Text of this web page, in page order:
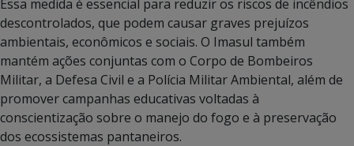
Essa medida é essencial para reduzir os riscos de incêndios
descontrolados, que podem causar graves prejuízos
ambientais, econômicos e sociais. O Imasul também
mantém ações conjuntas com o Corpo de Bombeiros
Militar, a Defesa Civil e a Polícia Militar Ambiental, além de
promover campanhas educativas voltadas à
conscientização sobre o manejo do fogo e à preservação
dos ecossistemas pantaneiros.